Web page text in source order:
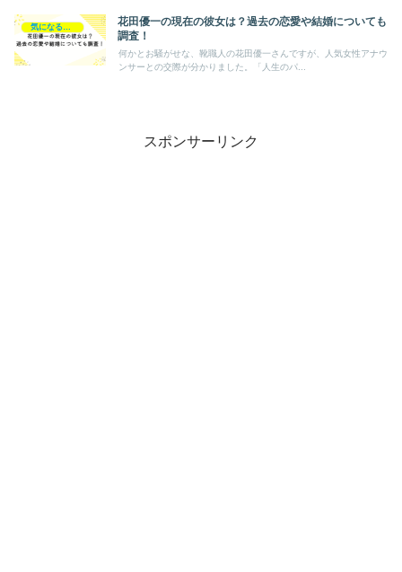
花田優一の現在の彼女は？過去の恋愛や結婚についても
調査！
何かとお騒がせな、靴職人の花田優一さんですが、人気女性アナウ
ンサーとの交際が分かりました。「人生のパ...
スポンサーリンク